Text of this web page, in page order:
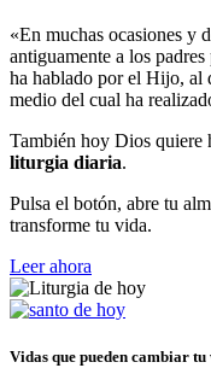
«En muchas ocasiones y
antiguamente a los
ha hablado por el Hijo, al
medio del cual ha
También hoy Dios quiere
liturgia diaria.
Pulsa el botón, abre tu
transforme tu vida.
Leer ahora
Vidas que pueden cambiar tu